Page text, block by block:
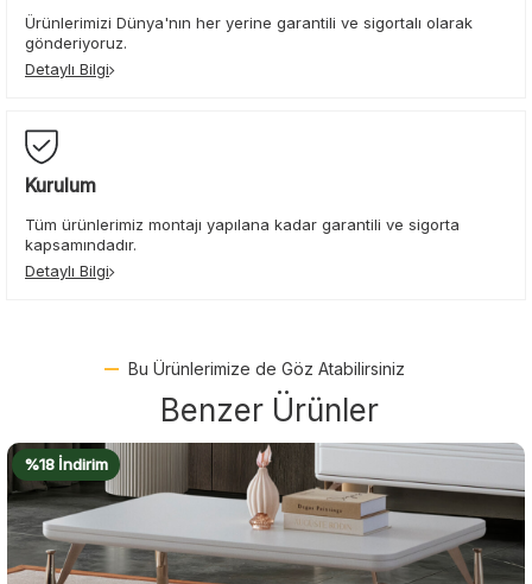
Ürünlerimizi Dünya'nın her yerine garantili ve sigortalı olarak
gönderiyoruz.
Detaylı Bilgi
Kurulum
Tüm ürünlerimiz montajı yapılana kadar garantili ve sigorta
kapsamındadır.
Detaylı Bilgi
Bu Ürünlerimize de Göz Atabilirsiniz
Benzer Ürünler
%16 İndirim